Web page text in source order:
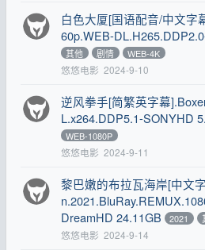
白色大厦[国语配音/中文字
60p.WEB-
其他
剧情 WEB-4K
悠悠电影 2024-9-10
逆风拳手[简繁英字幕
L.x264.DDP5.1-SONYHD
WEB-1080P
悠悠电影 2024-9-11
黎巴嫩的布拉瓦海岸[中文
DreamHD 24.11GB
2021
悠悠电影 2024-9-14